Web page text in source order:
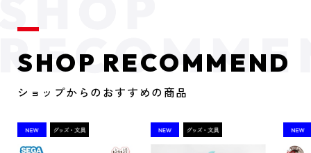
SHOP RECOMMEND
ショップからのおすすめの商品